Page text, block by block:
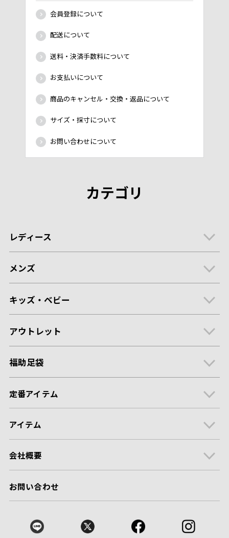
会員登録について
配送について
送料・決済手数料について
お支払いについて
商品のキャンセル・交換・返品について
サイズ・採寸について
お問い合わせについて
カテゴリ
レディース
メンズ
キッズ・ベビー
アウトレット
福助足袋
定番アイテム
アイテム
会社概要
お問い合わせ